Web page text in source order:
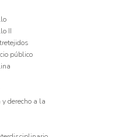
II
público
derecho a la